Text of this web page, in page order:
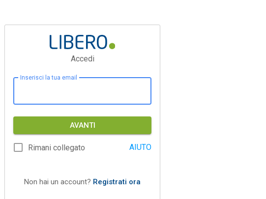
Accedi
Inserisci la tua email
AVANTI
Rimani collegato AIUTO
Non hai un account? Registrati ora